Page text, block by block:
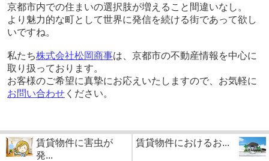
京都市内での住まいの選択肢が増えること間違いなし。
より魅力的な町として世界に発信を続ける街であって欲し
いですね。
私たち株式会社松岡商事は、 京都市の不動産情報を中心に
取り扱っております。
お客様のご希望に真摯にお応えいたしますので、お気軽に
お問い合わせください。
賃貸物件に害虫が
発...
賃貸物件におけるお...